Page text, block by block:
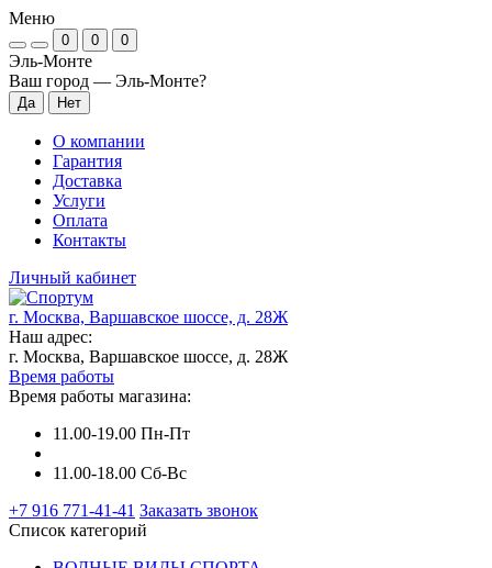
Меню
0 0 0
Эль-Монте
Ваш город — Эль-Монте?
О компании
Гарантия
Доставка
Услуги
Оплата
Контакты
Личный кабинет
г. Москва, Варшавское шоссе, д. 28Ж
Наш адрес:
г. Москва, Варшавское шоссе, д. 28Ж
Время работы
Время работы магазина:
11.00-19.00 Пн-Пт
11.00-18.00 Сб-Вс
+7 916 771-41-41 Заказать звонок
Список категорий